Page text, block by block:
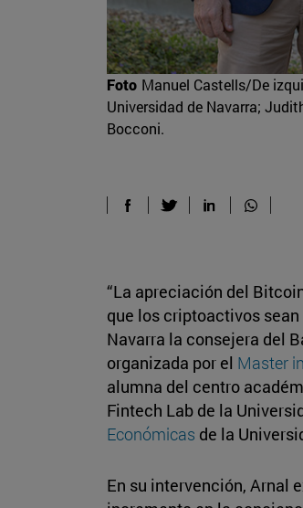
Foto Manuel Castells/De
Universidad de Navarra;
Bocconi.
“La apreciación del
que los criptoactivos
Navarra la consejera del
organizada por el Master
alumna del centro
Fintech Lab de la
Económicas de la
En su intervención, Arnal